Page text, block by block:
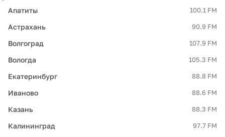
Апатиты 100.1 FM
Астрахань 90.9 FM
Волгоград 107.9 FM
Вологда 105.3 FM
Екатеринбург 88.8 FM
Иваново 88.6 FM
Казань 88.3 FM
Калининград 97.7 FM